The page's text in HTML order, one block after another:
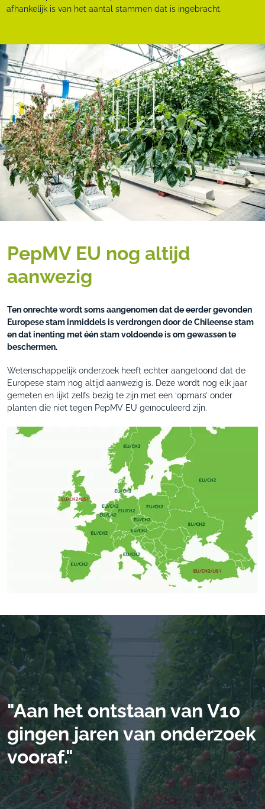
afhankelijk is van het aantal stammen dat is ingebracht.
PepMV EU nog altijd
aanwezig
Ten onrechte wordt soms aangenomen dat de eerder gevonden
Europese stam inmiddels is verdrongen door de Chileense stam
en dat inenting met één stam voldoende is om gewassen te
beschermen.
Wetenschappelijk onderzoek heeft echter aangetoond dat de
Europese stam nog altijd aanwezig is. Deze wordt nog elk jaar
gemeten en lijkt zelfs bezig te zijn met een ‘opmars’ onder
planten die niet tegen PepMV EU geïnoculeerd zijn.
"Aan het ontstaan van V10
gingen jaren van onderzoek
vooraf."